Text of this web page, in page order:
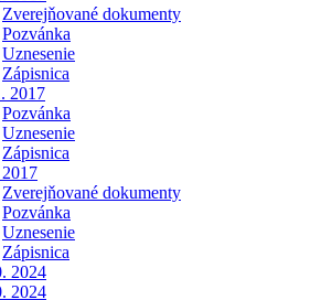
Zverejňované dokumenty
Pozvánka
Uznesenie
Zápisnica
2017
Pozvánka
Uznesenie
Zápisnica
Zverejňované dokumenty
Pozvánka
Uznesenie
Zápisnica
2024
2024